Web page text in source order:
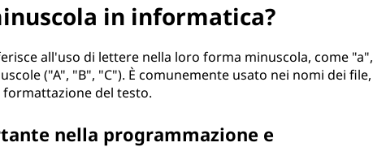
in informatica?
all'uso di lettere nella loro forma minuscola, come "a",
("A", "B", "C"). È comunemente usato nei nomi dei file,
del testo.
nella programmazione e